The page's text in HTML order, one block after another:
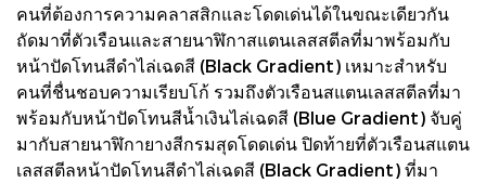
คนที่ต้องการความคลาสสิกและโดดเด่นได้ในขณะเดียวกัน
ถัดมาที่ตัวเรือนและสายนาฬิกาสแตนเลสสตีลที่มาพร้อมกับ
หน้าปัดโทนสีดำไล่เฉดสี (Black Gradient) เหมาะสำหรับ
คนที่ชื่นชอบความเรียบโก้ รวมถึงตัวเรือนสแตนเลสสตีลที่มา
พร้อมกับหน้าปัดโทนสีน้ำเงินไล่เฉดสี (Blue Gradient) จับคู่
มากับสายนาฬิกายางสีกรมสุดโดดเด่น ปิดท้ายที่ตัวเรือนสแตน
เลสสตีลหน้าปัดโทนสีดำไล่เฉดสี (Black Gradient) ที่มา